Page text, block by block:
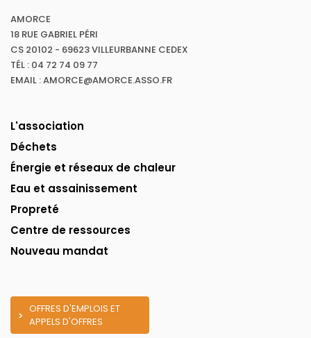
AMORCE
18 RUE GABRIEL PÉRI
CS 20102 - 69623 VILLEURBANNE CEDEX
TÉL : 04 72 74 09 77
EMAIL : AMORCE@AMORCE.ASSO.FR
L'association
Déchets
Énergie et réseaux de chaleur
Eau et assainissement
Propreté
Centre de ressources
Nouveau mandat
OFFRES D'EMPLOIS ET
APPELS D'OFFRES